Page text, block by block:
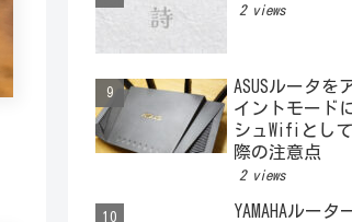
2 views
ASUSルータを
イントモード
シュWifiとし
際の注意点
2 views
YAMAHAルー